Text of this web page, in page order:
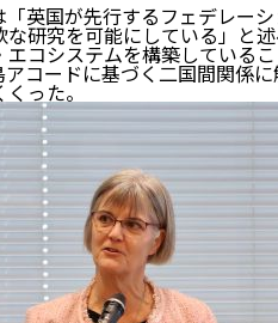
英国が先行するフェデレー
研究を可能にしている」と
コシステムを構築している
コードに基づく二国間関係
った。